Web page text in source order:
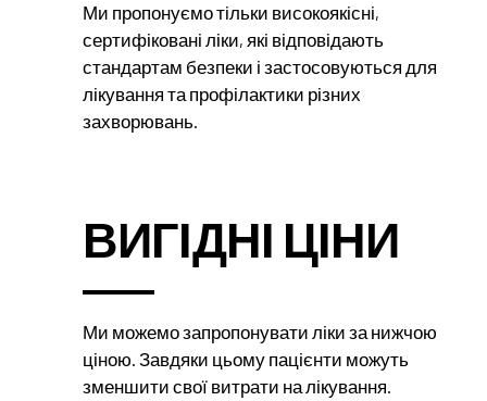
Ми пропонуємо тільки високоякісні,
сертифіковані ліки, які відповідають
стандартам безпеки і застосовуються для
лікування та профілактики різних
захворювань.
ВИГІДНІ ЦІНИ
Ми можемо запропонувати ліки за нижчою
ціною. Завдяки цьому пацієнти можуть
зменшити свої витрати на лікування.